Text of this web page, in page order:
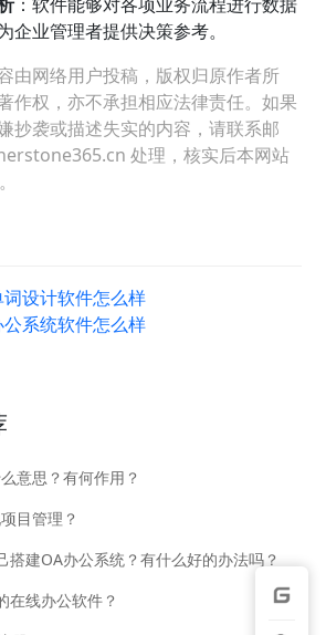
企业管理者提供决策参考。
由网络用户投稿，版权归原作者所
作权，亦不承担相应法律责任。如果
抄袭或描述失实的内容，请联系邮
处理，核实后本网站
设计软件怎么样
系统软件怎么样
意思？有何作用？
目管理？
搭建OA办公系统？有什么好的办法吗？
在线办公软件？